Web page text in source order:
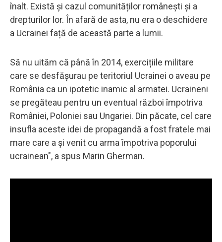
înalt. Există și cazul comunităților românești și a
drepturilor lor. În afară de asta, nu era o deschidere
a Ucrainei față de această parte a lumii.
Să nu uităm că până în 2014, exercițiile militare
care se desfășurau pe teritoriul Ucrainei o aveau pe
România ca un ipotetic inamic al armatei. Ucraineni
se pregăteau pentru un eventual război împotriva
României, Poloniei sau Ungariei. Din păcate, cel care
insufla aceste idei de propagandă a fost fratele mai
mare care a și venit cu arma împotriva poporului
ucrainean", a spus Marin Gherman.